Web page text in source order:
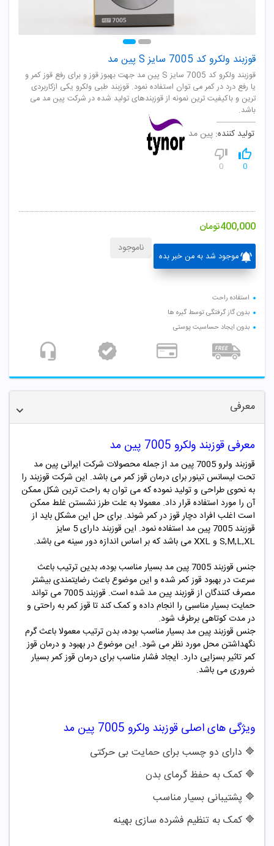
قوزبند ولکرو کد 7005 سایز S پین مد
قوزبند ولکرو کد 7005 سایز S پین مد جهت بهبوز قوز و برای رفع قوز کمر و
یا رفع درد در کمر می توان استفاده نمود. قوزبند طبی ولکرو یکی ازکاربردی
ترین و باکیفیت ترین نمونه از قوزبندهای تولید شده در شرکت پین مد می
باشد.
تولید کننده: پین مد
0
0
400,000تومان
موجود شد به من خبر بده
ناموجود
استفاده راحت
بدون گاز گرفتگی توسط گیره ها
بدون ایجاد حساسیت پوستی
معرفی
معرفی قوزبند ولکرو 7005 پین مد
قوزبند ولرو 7005 پین مد از جمله محصولات شرکت ایرانی پین مد
تحت لیسانس تینوربرای درمان قوز کمر می باشد. این شرکت قوزبند را
به نحوی طراحی و تولید نموده که می توان به راحت ترین شکل ممکن
آن را مورد استفاده قرار داد. معمولا به علت طرز نشستن غلط ممکن
است اغلب افراد دچار قوز در کمر شوند. برای حل این مشکل باید از
قوزبند 7005 پین مد استفاده نمود. این قوزبند دارای 5 سایز
S,M,L,XL و XXL می باشد که بر اساس اندازه دور سینه می باشد.
جنس قوزبند 7005 پین مد بسیار مناسب بوده، بدین ترتیب باعث
سرعت در بهبود قوز کمر شده و این موضوع باعث رضایتمندی بیشتر
مصرف کنندگان از قوزبند پین مد شده است. قوزبند 7005 می تواند
حمایت بسیار مناسبی را انجام داده و کمک کند تا قوز کمر به راحتی و
در مدت کوتاهی برطرف شود.
جنس قوزبند پین مد بسیار مناسب بوده، بدن ترتیب معمولا باعث گرم
نگهداشتن محل مورد نظر می شود. این موضوع در بهبود و درمان قوز
کمر تاثیر بسزایی دارد. ایجاد فشار مناسب برای درمان قوز کمر بسیار
ضروری می باشد.
ویژگی های اصلی قوزبند ولکرو 7005 پین مد
🔷 دارای دو چسب برای حمایت بی حرکتی
🔷 کمک به حفظ گرمای بدن
🔷 پشتیبانی بسیار مناسب
🔷 کمک به تنظیم فشرده سازی بهینه